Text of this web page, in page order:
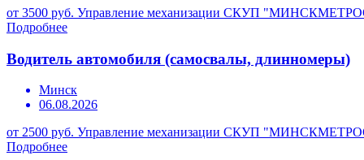
от 3500 руб. Управление механизации СКУП
Подробнее
Водитель автомобиля (самосвалы, длинномеры)
Минск
06.08.2026
от 2500 руб. Управление механизации СКУП
Подробнее